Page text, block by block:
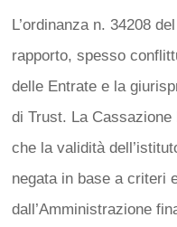
L’ordinanza n. 34208
rapporto, spesso
delle Entrate e la
di Trust. La
che la validità
negata in base a criteri
dall’Amministrazione